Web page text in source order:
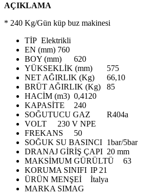
AÇIKLAMA
* 240 Kg/Gün küp buz makinesi
TİP Elektrikli
EN (mm) 760
BOY (mm)
620
YÜKSEKLİK (mm)
575
NET AĞIRLIK (Kg)
66,10
BRÜT AĞIRLIK (Kg)
85
HACİM (m3) 0,4120
KAPASİTE
240
SOĞUTUCU GAZ
R404a
VOLT
230 V NPE
FREKANS
50
SOĞUK SU BASINCI 1bar/5bar
DRANAJ GİRİŞ ÇAPI 20 mm
MAKSİMUM GÜRÜLTÜ
63
KORUMA SINIFI IP 21
ÜRÜN MENŞEİ
İtalya
MARKA SIMAG